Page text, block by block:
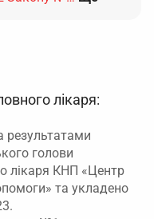
лікаря:
результатами
голови
лікаря КНП «Центр
та укладено